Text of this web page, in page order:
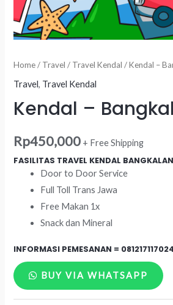
Home/ Travel / Travel Kendal / Kendal –
Travel, Travel Kendal
Kendal –
Rp450,000 + Free Shipping
FASILITAS TRAVEL KENDAL BANGKALAN
Door to Door Service
Full Toll Trans Jawa
Free Makan 1x
Snack dan Mineral
INFORMASI PEMESANAN =
BUY VIA WHATSAPP
Kendal